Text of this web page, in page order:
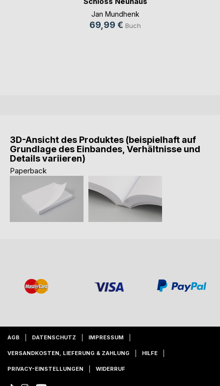
von oben
Jan Mundhenk
69,99 € Buch
3D-Ansicht des Produktes (beispielhaft auf
Grundlage des Einbandes, Verhältnisse und
Details variieren)
Paperback
AGB DATENSCHUTZ IMPRESSUM
VERSANDKOSTEN, LIEFERUNG & ZAHLUNG HILFE
PRIVACY-EINSTELLUNGEN WIDERRUF